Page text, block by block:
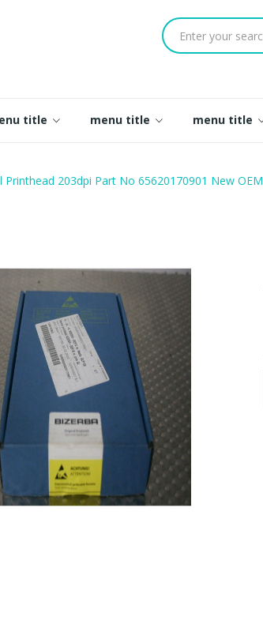
title menu title menu title
Printhead 203dpi Part No 65620170901 New OEM